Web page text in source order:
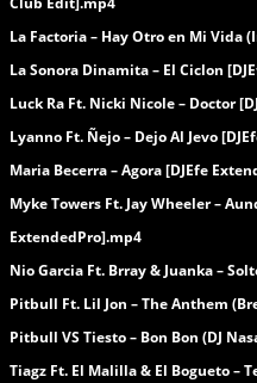
La Factoria – Hay Otro en Mi Vida
La Sonora Dinamita – El Ciclon
Luck Ra Ft. Nicki Nicole – Doctor
Lyanno Ft. Ñejo – Dejo Al Jevo
Maria Becerra – Agora [DJEfe
Myke Towers Ft. Jay Wheeler –
ExtendedPro].mp4
Nio Garcia Ft. Brray & Juanka –
Pitbull Ft. Lil Jon – The Anthem
Pitbull VS Tiesto – Bon Bon (DJ
Tiagz Ft. El Malilla & El Bogueto –